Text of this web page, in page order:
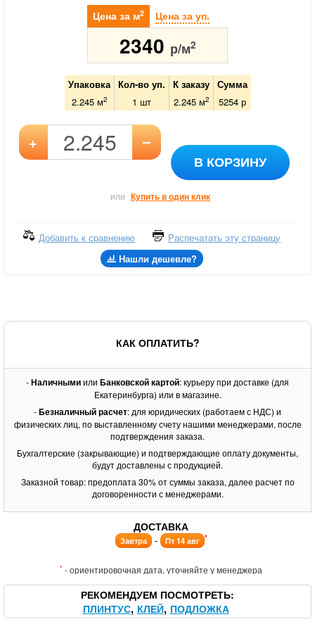
Цена за м2 Цена за уп.
2340 р/м2
Упаковка Кол-во уп. К заказу
Сумма
2.245 м2 1 шт 2.245м2 5254р
+ –
В КОРЗИНУ
или Купить в один клик
Добавить к сравнению
Распечатать эту страницу
Нашли дешевле?
КАК ОПЛАТИТЬ?
-Наличнымиили Банковской картой: курьеру при доставке (для
Екатеринбурга) или в магазине.
-Безналичный расчет: для юридических (работаем с НДС) и
физических лиц, по выставленному счету нашими менеджерами, после
подтверждения заказа.
Бухгалтерские (закрывающие) и подтверждающие оплату документы,
будут доставлены с продукцией.
Заказной товар: предоплата 30% от суммы заказа, далее расчет по
договоренности с менеджерами.
ДОСТАВКА
Завтра - Пт 14 авг *
* - ориентировочная дата, уточняйте у менеджера
РЕКОМЕНДУЕМ ПОСМОТРЕТЬ
ПЛИНТУС КЛЕЙ ПОДЛОЖКА